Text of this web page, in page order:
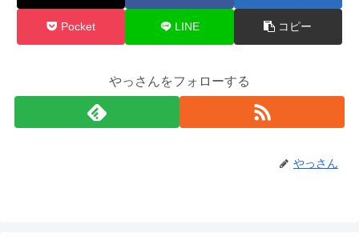
Pocket LINE コピー
やっさんをフォローする
やっさん